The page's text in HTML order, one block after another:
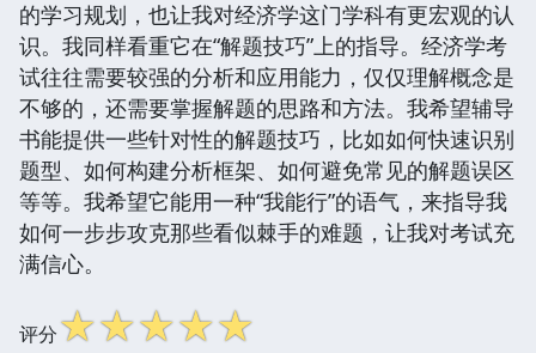
的学习规划，也让我对经济学这门学科有更宏观的认
识。我同样看重它在“解题技巧”上的指导。经济学考
试往往需要较强的分析和应用能力，仅仅理解概念是
不够的，还需要掌握解题的思路和方法。我希望辅导
书能提供一些针对性的解题技巧，比如如何快速识别
题型、如何构建分析框架、如何避免常见的解题误区
等等。我希望它能用一种“我能行”的语气，来指导我
如何一步步攻克那些看似棘手的难题，让我对考试充
满信心。
评分☆☆☆☆☆